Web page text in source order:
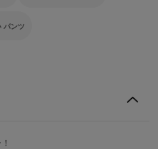
パンツ